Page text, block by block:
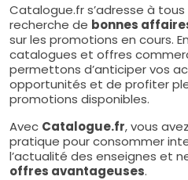
Catalogue.fr s’adresse à
recherche de bonnes
sur les promotions en cours.
catalogues et offres
permettons d’anticiper vos
opportunités et de profiter
promotions disponibles.
Avec Catalogue.fr, vous
pratique pour consommer
l’actualité des enseignes et
offres avantageuses.